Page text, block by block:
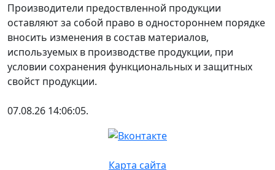
Производители предоствленной продукции
оставляют за собой право в одностороннем порядке
вносить изменения в состав материалов,
используемых в производстве продукции, при
условии сохранения функциональных и защитных
свойст продукции.
07.08.26 14:06:05.
Карта сайта